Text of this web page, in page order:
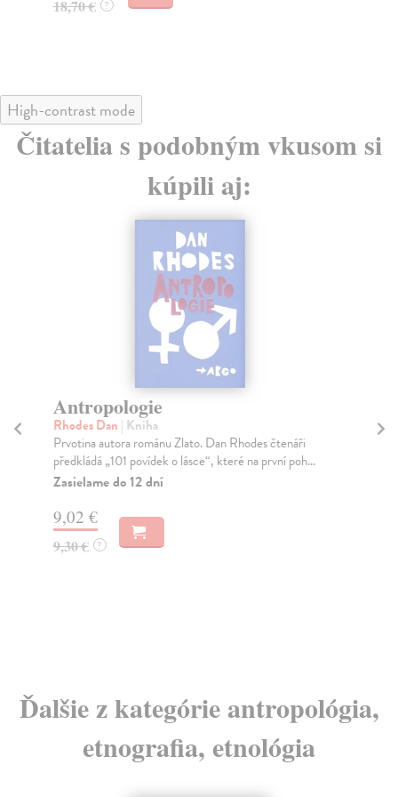
20,20 € ?
High-contrast mode
Čitatelia s podobným vkusom si
kúpili aj:
Antropologie
Rhodes Dan | Kniha
Prvotina autora románu Zlato. Dan Rhodes čtenáři
předkládá „101 povídek o lásce“, které na první poh...
Zasielame do 12 dní
9,02 €
9,30 € ?
Ďalšie z kategórie antropológia,
etnografia, etnológia